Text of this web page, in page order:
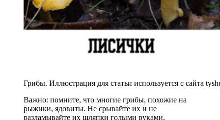
Грибы. Иллюстрация для статьи используется с сайта
Важно: помните, что многие грибы, похожие на
рыжики, ядовиты. Не срывайте их и не
разламывайте их шляпки голыми руками,